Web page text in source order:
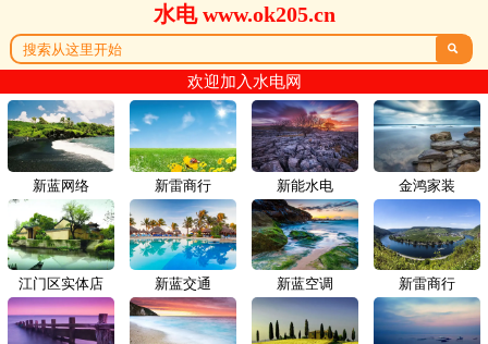
水电 www.ok205.cn

欢迎加入水电网
新蓝网络 新雷商行
江门区实体店 新蓝交通
新能水电 金鸿家装
新蓝空调 新雷商行